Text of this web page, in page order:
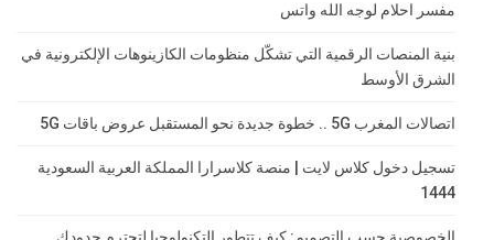
مفسر احلام لوجه الله واتس
بنية المنصات الرقمية التي تشكّل منظومات الكازينوهات الإلكترونية في
الشرق الأوسط
اتصالات المغرب 5G .. خطوة جديدة نحو المستقبل عروض باقات 5G
تسجيل دخول كلاس لايت | منصة كلاسرارا المملكة العربية السعودية
1444